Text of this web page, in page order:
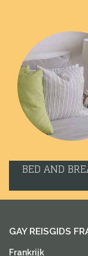
BED AND
GAY REISGIDS
Frankrijk